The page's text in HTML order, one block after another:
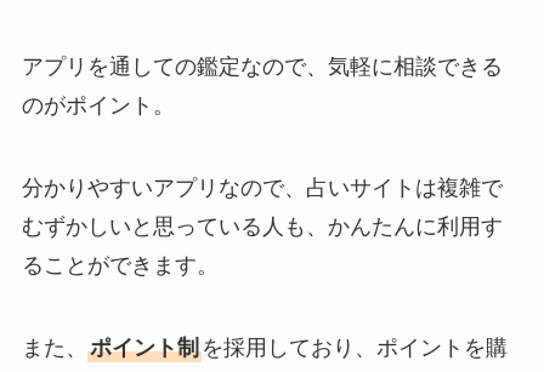
アプリを通しての鑑定なので、気軽に相談できる
のがポイント。
分かりやすいアプリなので、占いサイトは複雑で
むずかしいと思っている人も、かんたんに利用す
ることができます。
また、 ポイント制を採用しており、ポイントを購